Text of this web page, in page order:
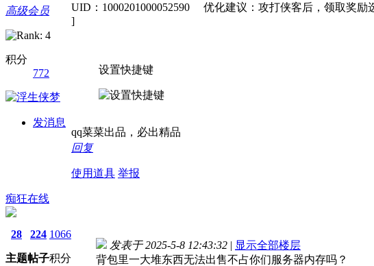
高级会员
积分
772
发消息
UID：1000201000052590 优化建议：攻打侠客后，领取奖
]
设置快捷键
qq菜菜出品，必出精品
回复
使用道具 举报
痴狂在线
28
主题
224
帖子
1066
积分
发表于 2025-5-8 12:43:32 | 显示全部楼层
背包里一大堆东西无法出售不占你们服务器内存吗？